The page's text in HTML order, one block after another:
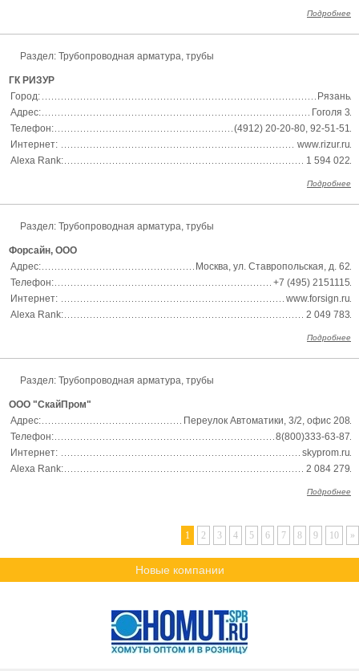
Подробнее
Раздел: Трубопроводная арматура, трубы
ГК РИЗУР
Город:
Рязань
Адрес:
Гоголя 3
Телефон:
(4912) 20-20-80, 92-51-51
Интернет:
www.rizur.ru
Alexa Rank:
1 594 022
Подробнее
Раздел: Трубопроводная арматура, трубы
Форсайн, ООО
Адрес:
Москва, ул. Ставропольская, д. 62
Телефон:
+7 (495) 2151115
Интернет:
www.forsign.ru
Alexa Rank:
2 049 783
Подробнее
Раздел: Трубопроводная арматура, трубы
ООО "СкайПром"
Адрес:
Переулок Автоматики, 3/2, офис 208
Телефон:
8(800)333-63-87
Интернет:
skyprom.ru
Alexa Rank:
2 084 279
Подробнее
1 2 3 4 5 6 7 8 9 10 »
Новые компании